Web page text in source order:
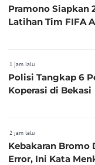
Pramono Siapkan
Latihan Tim FIFA
1 jam lalu
Polisi Tangkap 6
Koperasi di Bekasi
2 jam lalu
Kebakaran
Error, Ini Kata